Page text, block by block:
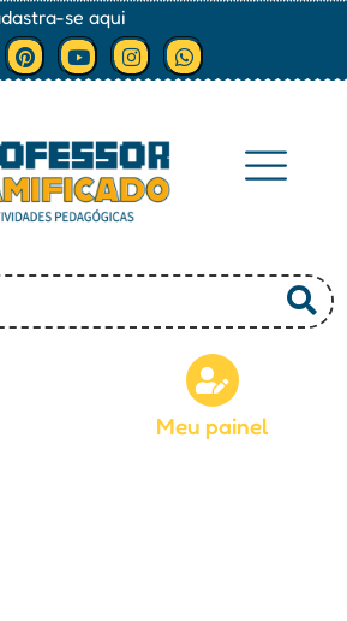
se aqui
Meu painel